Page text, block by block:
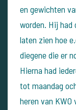
en gewichten
worden. Hij had
laten zien hoe
diegene die er
Hierna had
tot maandag
heren van